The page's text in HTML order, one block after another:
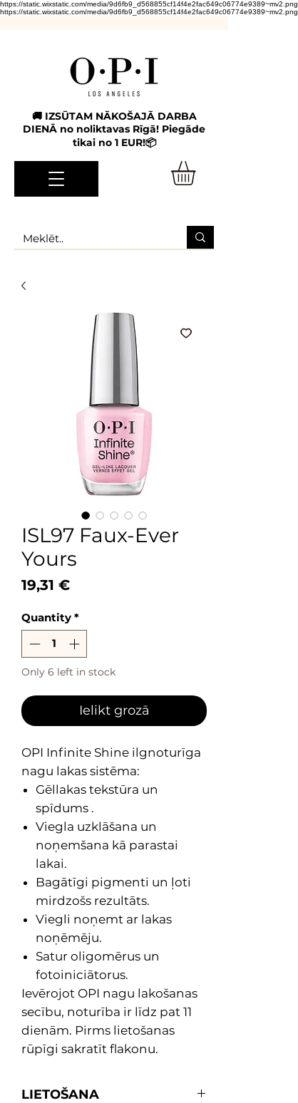
https://static.wixstatic.com/media/9d6fb9_d568855cf14f4e2fac649c06774e9389~mv2.png
https://static.wixstatic.com/media/9d6fb9_d568855cf14f4e2fac649c06774e9389~mv2.png
🚚 IZSŪTAM NĀKOŠAJĀ DARBA
DIENĀ no noliktavas Rīgā! Piegāde
tikai no 1 EUR!📦
ISL97 Faux-Ever
Yours
19,31 €Price
Quantity *
Only 6 left in stock
Ielikt grozā
OPI Infinite Shine ilgnoturīga
nagu lakas sistēma:
Gēllakas tekstūra un
spīdums .
Viegla uzklāšana un
noņemšana kā parastai
lakai.
Bagātīgi pigmenti un ļoti
mirdzošs rezultāts.
Viegli noņemt ar lakas
noņēmēju.
Satur oligomērus un
fotoiniciātorus.
Ievērojot OPI nagu lakošanas
secību, noturība ir līdz pat 11
dienām. Pirms lietošanas
rūpīgi sakratīt flakonu.
LIETOŠANA